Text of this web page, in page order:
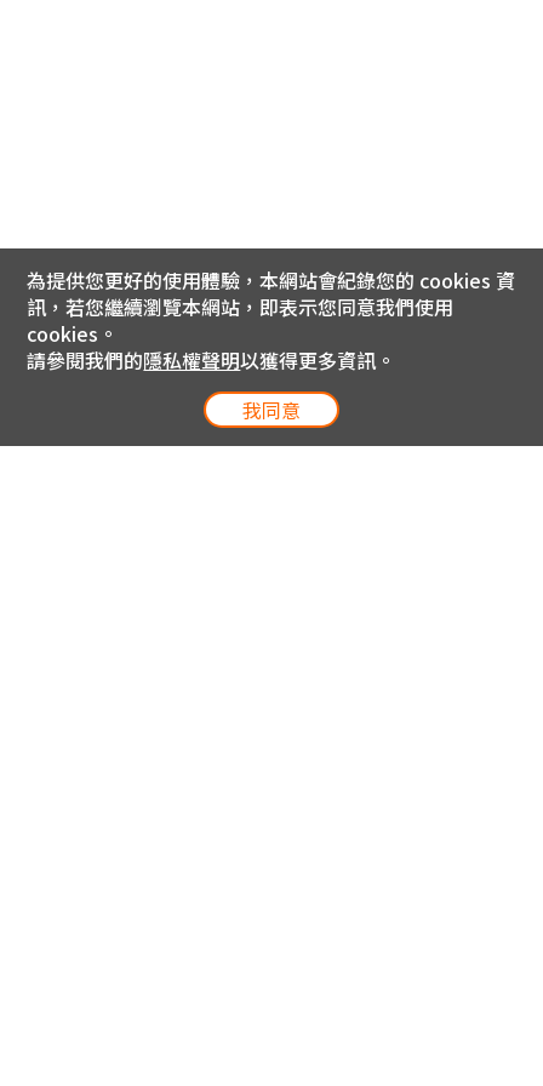
為提供您更好的使用體驗，本網站會紀錄您的 cookies 資
訊，若您繼續瀏覽本網站，即表示您同意我們使用
cookies。
請參閱我們的隱私權聲明以獲得更多資訊。
我同意